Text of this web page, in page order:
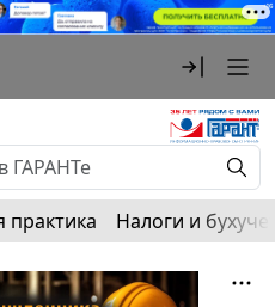
практика Налоги и